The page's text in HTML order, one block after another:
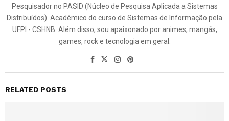
Pesquisador no PASID (Núcleo de Pesquisa Aplicada a Sistemas
Distribuídos). Acadêmico do curso de Sistemas de Informação pela
UFPI - CSHNB. Além disso, sou apaixonado por animes, mangás,
games, rock e tecnologia em geral.
RELATED POSTS